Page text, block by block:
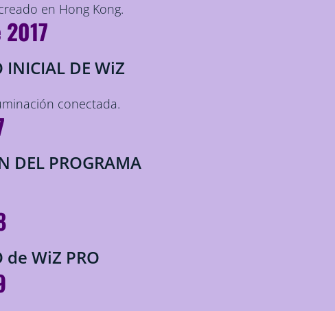
en Hong Kong.
INICIAL DE WiZ
conectada.
DEL PROGRAMA
de WiZ PRO